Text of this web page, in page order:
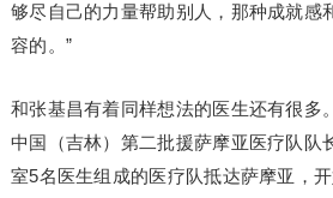
够尽自己的力量帮助别人，那种成就感
容的。”
和张基昌有着同样想法的医生还有很多
中国（吉林）第二批援萨摩亚医疗队队
室5名医生组成的医疗队抵达萨摩亚，